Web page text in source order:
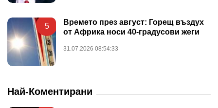
5
Времето през август: Горещ въздух
от Африка носи 40-градусови жеги
31.07.2026 08:54:33
Най-Коментирани